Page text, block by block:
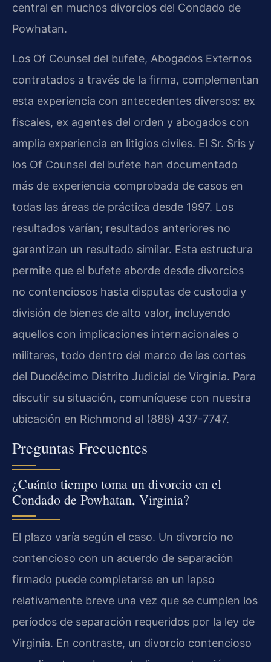
central en muchos divorcios del Condado de
Powhatan.
Los Of Counsel del bufete, Abogados Externos
contratados a través de la firma, complementan
esta experiencia con antecedentes diversos: ex
fiscales, ex agentes del orden y abogados con
amplia experiencia en litigios civiles. El Sr. Sris y
los Of Counsel del bufete han documentado
más de experiencia comprobada de casos en
todas las áreas de práctica desde 1997. Los
resultados varían; resultados anteriores no
garantizan un resultado similar. Esta estructura
permite que el bufete aborde desde divorcios
no contenciosos hasta disputas de custodia y
división de bienes de alto valor, incluyendo
aquellos con implicaciones internacionales o
militares, todo dentro del marco de las cortes
del Duodécimo Distrito Judicial de Virginia. Para
discutir su situación, comuníquese con nuestra
ubicación en Richmond al (888) 437-7747.
Preguntas Frecuentes
¿Cuánto tiempo toma un divorcio en el
Condado de Powhatan, Virginia?
El plazo varía según el caso. Un divorcio no
contencioso con un acuerdo de separación
firmado puede completarse en un lapso
relativamente breve una vez que se cumplen los
períodos de separación requeridos por la ley de
Virginia. En contraste, un divorcio contencioso